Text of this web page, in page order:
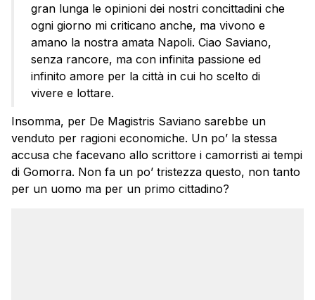
gran lunga le opinioni dei nostri concittadini che
ogni giorno mi criticano anche, ma vivono e
amano la nostra amata Napoli. Ciao Saviano,
senza rancore, ma con infinita passione ed
infinito amore per la città in cui ho scelto di
vivere e lottare.
Insomma, per De Magistris Saviano sarebbe un
venduto per ragioni economiche. Un po’ la stessa
accusa che facevano allo scrittore i camorristi ai tempi
di Gomorra. Non fa un po’ tristezza questo, non tanto
per un uomo ma per un primo cittadino?